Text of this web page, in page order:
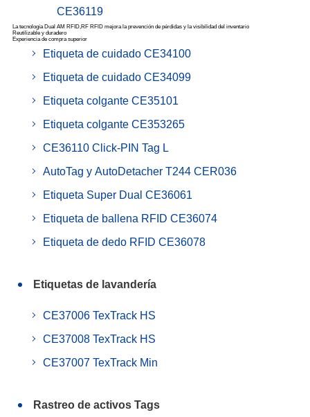
CE36119
La tecnología Dual AM RFID,RF RFlD mejora la prevención de pérdidas y la visibilidad del inventario
Reutilizable y duradero
Experiencia de compra superior
Etiqueta de cuidado CE34100
Etiqueta de cuidado CE34099
Etiqueta colgante CE35101
Etiqueta colgante CE353265
CE36110 Click-PIN Tag L
AutoTag y AutoDetacher T244 CER036
Etiqueta Super Dual CE36061
Etiqueta de ballena RFID CE36074
Etiqueta de dedo RFID CE36078
Etiquetas de lavandería
CE37006 TexTrack HS
CE37008 TexTrack HS
CE37007 TexTrack Min
Rastreo de activos Tags